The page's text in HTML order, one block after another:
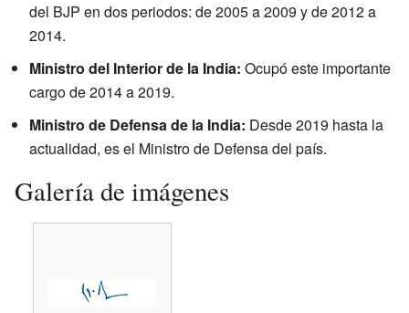
del BJP en dos periodos: de 2005 a 2009 y de 2012 a
2014.
Ministro del Interior de la India: Ocupó este importante
cargo de 2014 a 2019.
Ministro de Defensa de la India: Desde 2019 hasta la
actualidad, es el Ministro de Defensa del país.
Galería de imágenes